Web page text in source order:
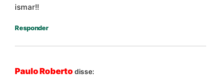
ismar!!
Responder
Paulo Roberto disse: